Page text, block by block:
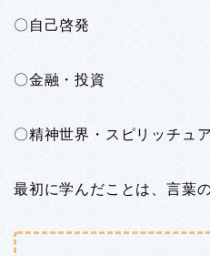
〇自己啓発
〇金融・投資
〇精神世界・スピリッチュ
最初に学んだことは、言葉